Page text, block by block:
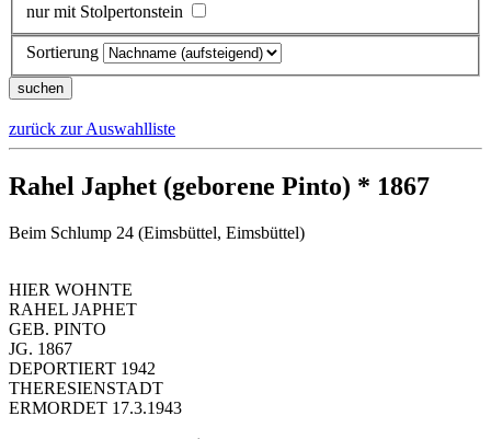
nur mit Stolpertonstein
Sortierung
zurück zur Auswahlliste
Rahel Japhet (geborene Pinto) * 1867
Beim Schlump 24 (Eimsbüttel, Eimsbüttel)
HIER WOHNTE
RAHEL JAPHET
GEB. PINTO
JG. 1867
DEPORTIERT 1942
THERESIENSTADT
ERMORDET 17.3.1943